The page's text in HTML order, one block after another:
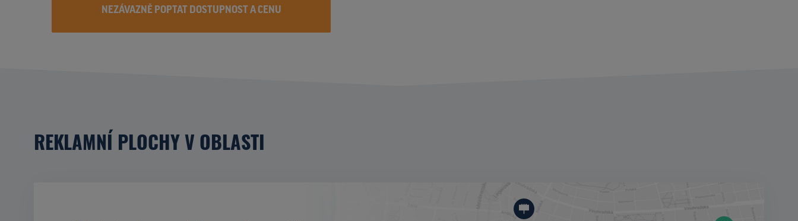
NEZÁVAZNĚ POPTAT DOSTUPNOST A CENU
REKLAMNÍ PLOCHY V OBLASTI